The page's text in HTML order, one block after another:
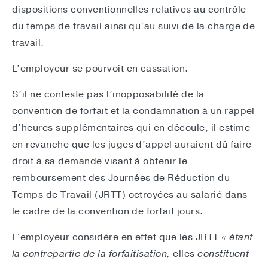
dispositions conventionnelles relatives au contrôle
du temps de travail ainsi qu’au suivi de la charge de
travail.
L’employeur se pourvoit en cassation.
S’il ne conteste pas l’inopposabilité de la
convention de forfait et la condamnation à un rappel
d’heures supplémentaires qui en découle, il estime
en revanche que les juges d’appel auraient dû faire
droit à sa demande visant à obtenir le
remboursement des Journées de Réduction du
Temps de Travail (JRTT) octroyées au salarié dans
le cadre de la convention de forfait jours.
L’employeur considère en effet que les JRTT « étant
la contrepartie de la forfaitisation,ellesconstituent